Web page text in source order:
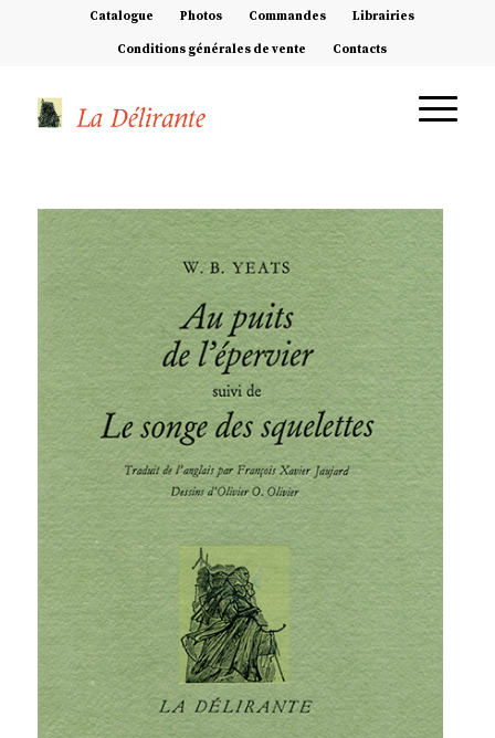
Catalogue Photos Commandes Librairies
Conditions générales de vente Contacts